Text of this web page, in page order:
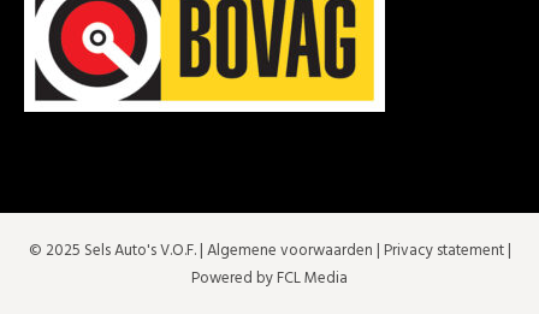
© 2025 Sels Auto's V.O.F. |Algemene voorwaarden | Privacy statement|
Powered by FCL Media